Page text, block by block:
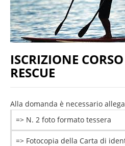
ISCRIZIONE
RESCUE
Alla domanda è necessario
=> N. 2 foto formato tessera
=> Fotocopia della Carta di